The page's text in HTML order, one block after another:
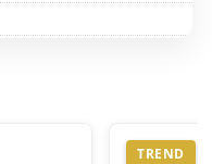
TREND